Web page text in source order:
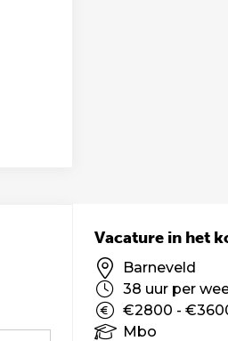
Vacature in het
Barneveld
38 uur per
€2800 -
Mbo